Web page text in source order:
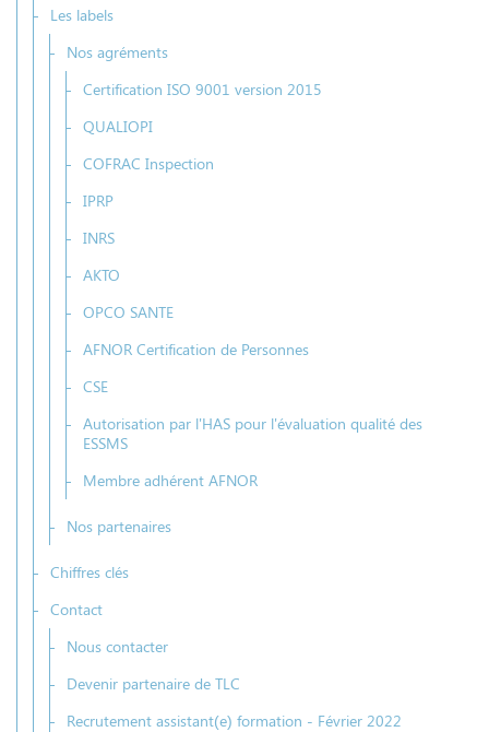
Les labels
Nos agréments
Certification ISO 9001 version 2015
QUALIOPI
COFRAC Inspection
IPRP
INRS
AKTO
OPCO SANTE
AFNOR Certification de Personnes
CSE
Autorisation par l'HAS pour l'évaluation qualité des
ESSMS
Membre adhérent AFNOR
Nos partenaires
Chiffres clés
Contact
Nous contacter
Devenir partenaire de TLC
Recrutement assistant(e) formation - Février 2022